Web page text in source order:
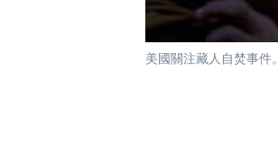
美國關注藏人自焚事件。